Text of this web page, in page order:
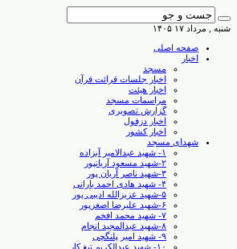
شنبه , مرداد ۱۷ ۱۴۰۵
صفحه اصلی
اخبار
مسجد
اخبار جلسات قرائت قرآن
اخبار هیئت
مراسمات مسجد
گزارش تصویری
اخبار دزفول
اخبار کشور
شهدای مسجد
۱- شهید عبدالامیر آبزاده
۲-شهید مسعود آریانپور
۳-شهید ناصر آریان پور
۴- شهید هادی احمد بارانی
۵-شهید عزیزالله ادیبی پور
۶-شهید علیرضا اصغرپور
۷- شهید محمد افخم
۸-شهید عبدالمجید انجام
۹- شهید امیر پلنگچی
۱۰- شهید عبدالکریم تیغ کار